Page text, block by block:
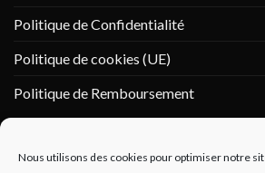
Nous utilisons des cookies pour optimiser notre
Politique de Confidentialité
Politique de cookies (UE)
Politique de Remboursement